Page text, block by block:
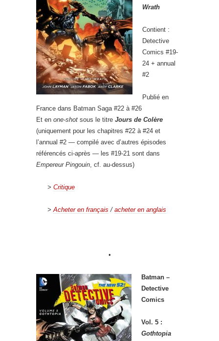
Wrath
Contient :
Detective
Comics #19-
24 + annual
#2
Publié en
France dans Batman Saga #22 à #26
Et en one-shot sous le titre Jours de Colère
(uniquement pour les chapitres #22 à #24 et
l’annual #2 — compilé avec d’autres épisodes
référencés ci-après — les #19-21 sont dans
Empereur Pingouin, cf. au-dessus)
> Critique
>Acheter en français / acheter en anglais
•
Batman –
Detective
Comics
Vol. 5 :
Gothtopia